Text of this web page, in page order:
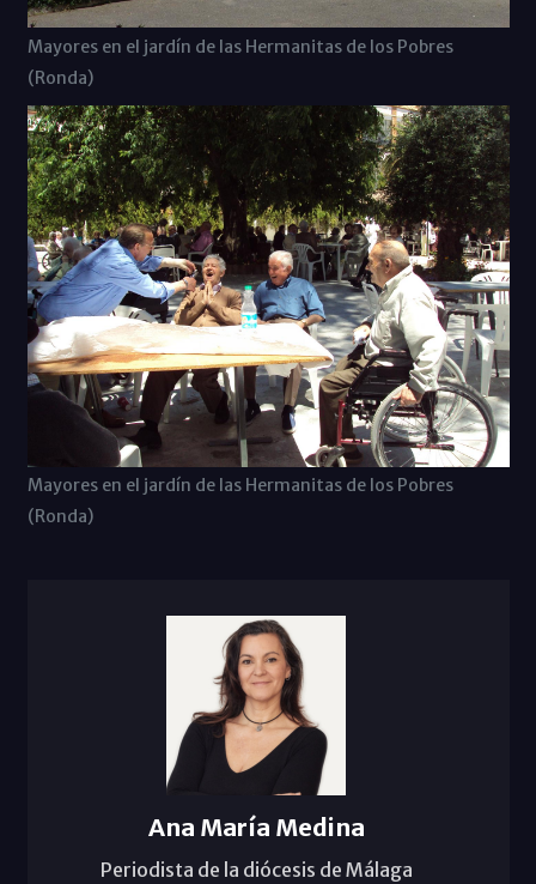
Mayores en el jardín de las Hermanitas de los Pobres
(Ronda)
Mayores en el jardín de las Hermanitas de los Pobres
(Ronda)
Ana María Medina
Periodista de la diócesis de Málaga